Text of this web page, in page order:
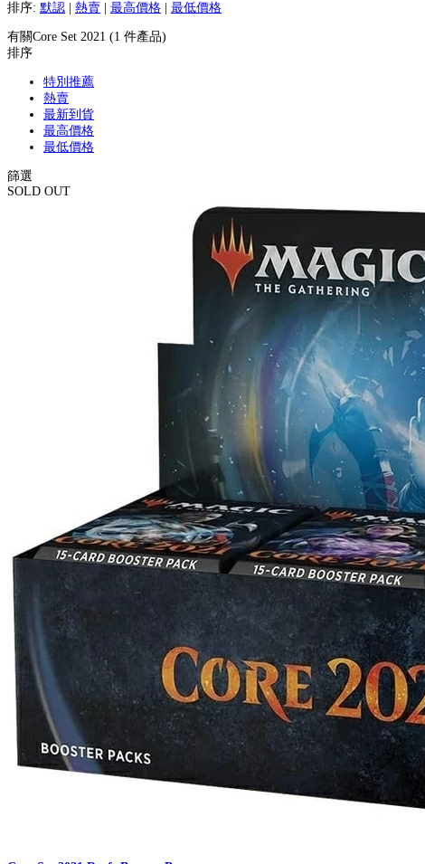
排序: 默認 熱賣 最高價格 最低價格
有關Core Set 2021 (1 件產品)
排序
特別推薦
熱賣
最新到貨
最高價格
最低價格
篩選
SOLD OUT